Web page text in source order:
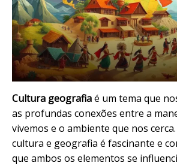
Cultura geografiaé um tema que
as profundas conexões entre a
vivemos e o ambiente que nos
cultura e geografia é fascinante e
que ambos os elementos se